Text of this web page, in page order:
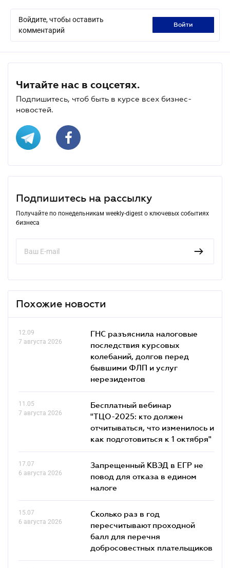
Войдите, чтобы оставить
комментарий
войти
Читайте нас в соцсетях.
Подпишитесь, чтоб быть в курсе всех бизнес-
новостей.
Подпишитесь на рассылку
Получайте по понедельникам weekly-digest о ключевых событиях
бизнеса
Похожие новости
12.09
7 августа 2026
ГНС разъяснила налоговые
последствия курсовых
колебаний, долгов перед
бывшими ФЛП и услуг
нерезидентов
11.05
7 августа 2026
Бесплатный вебинар
"ТЦО-2025: кто должен
отчитываться, что изменилось и
как подготовиться к 1 октября"
17.07
6 августа 2026
Запрещенный КВЭД в ЕГР не
повод для отказа в едином
налоге
15.07
6 августа 2026
Сколько раз в год
пересчитывают проходной
балл для перечня
добросовестных плательщиков